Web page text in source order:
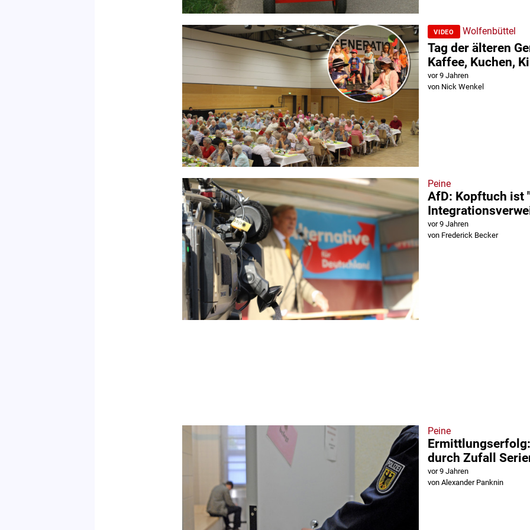
VIDEO Wolfenbüttel
Tag der älteren
Kaffee, Kuchen,
vor 9 Jahren
von Nick Wenkel
Peine
AfD: Kopftuch ist
vor 9 Jahren
von Frederick Becker
Peine
durch Zufall
vor 9 Jahren
von Alexander Panknin